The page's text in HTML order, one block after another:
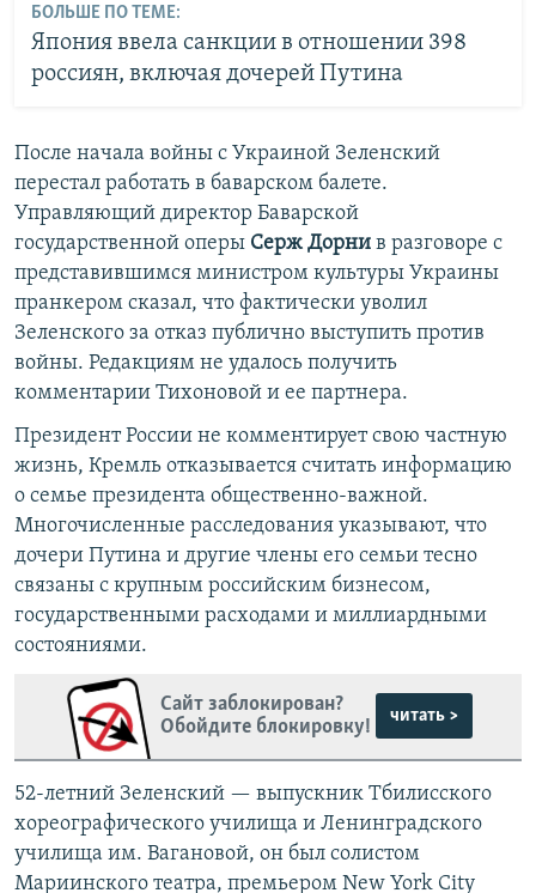
БОЛЬШЕ ПО ТЕМЕ:
Япония ввела санкции в отношении 398
россиян, включая дочерей Путина
После начала войны с Украиной Зеленский
перестал работать в баварском балете.
Управляющий директор Баварской
государственной оперы Серж Дорни в разговоре с
представившимся министром культуры Украины
пранкером сказал, что фактически уволил
Зеленского за отказ публично выступить против
войны. Редакциям не удалось получить
комментарии Тихоновой и ее партнера.
Президент России не комментирует свою частную
жизнь, Кремль отказывается считать информацию
о семье президента общественно-важной.
Многочисленные расследования указывают, что
дочери Путина и другие члены его семьи тесно
связаны с крупным российским бизнесом,
государственными расходами и миллиардными
состояниями.
Сайт заблокирован?
Обойдите блокировку!
читать >
52-летний Зеленский — выпускник Тбилисского
хореографического училища и Ленинградского
училища им. Вагановой, он был солистом
Мариинского театра, премьером New York City